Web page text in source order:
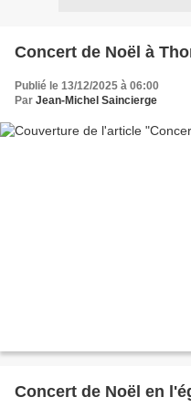
Concert de Noël à
Publié le 13/12/2025 à 06:00
Par Jean-Michel Saincierge
Concert de Noël en